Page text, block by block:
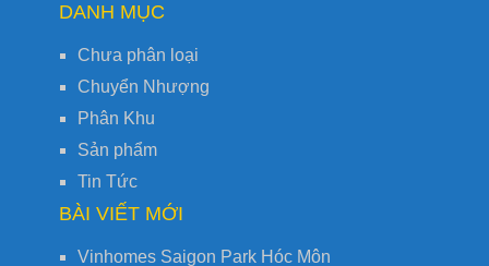
DANH MỤC
Chưa phân loại
Chuyển Nhượng
Phân Khu
Sản phẩm
Tin Tức
BÀI VIẾT MỚI
Vinhomes Saigon Park Hóc Môn